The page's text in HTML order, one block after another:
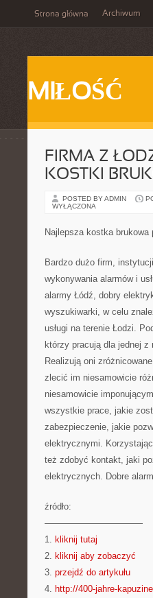
Strona główna Archiwum
MIŁOŚĆ
FIRMA Z
KOSTKI
POSTED BY ADMIN
WYŁĄCZONA
Najlepsza kostka brukowa
Bardzo dużo firm,
wykonywania alarmów i
alarmy Łódź, dobry
wyszukiwarki, w celu
usługi na terenie Łodzi.
którzy pracują dla jednej
Realizują oni
zlecić im niesamowicie
niesamowicie
wszystkie prace, jakie
zabezpieczenie, jakie
elektrycznymi.
też zdobyć kontakt, jaki
elektrycznych. Dobre
źródło:
———————————
1. kliknij tutaj
2. kliknij aby zobaczyć
3. przejdź do artykułu
4. http://400-jahre-